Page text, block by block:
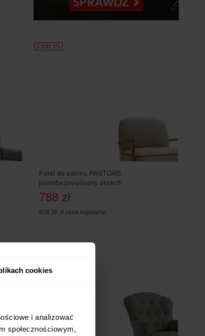
cookies
i analizować
społecznościowym,
5 RAT 0%
Fotel do salonu PASTORE
jasnobeżowy/jasny orzech
788 zł
828,38 zł cena regularna